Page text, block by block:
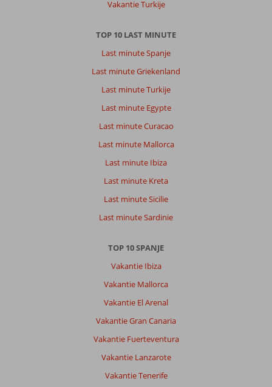
Vakantie Turkije
TOP 10 LAST MINUTE
Last minute Spanje
Last minute Griekenland
Last minute Turkije
Last minute Egypte
Last minute Curacao
Last minute Mallorca
Last minute Ibiza
Last minute Kreta
Last minute Sicilie
Last minute Sardinie
TOP 10 SPANJE
Vakantie Ibiza
Vakantie Mallorca
Vakantie El Arenal
Vakantie Gran Canaria
Vakantie Fuerteventura
Vakantie Lanzarote
Vakantie Tenerife